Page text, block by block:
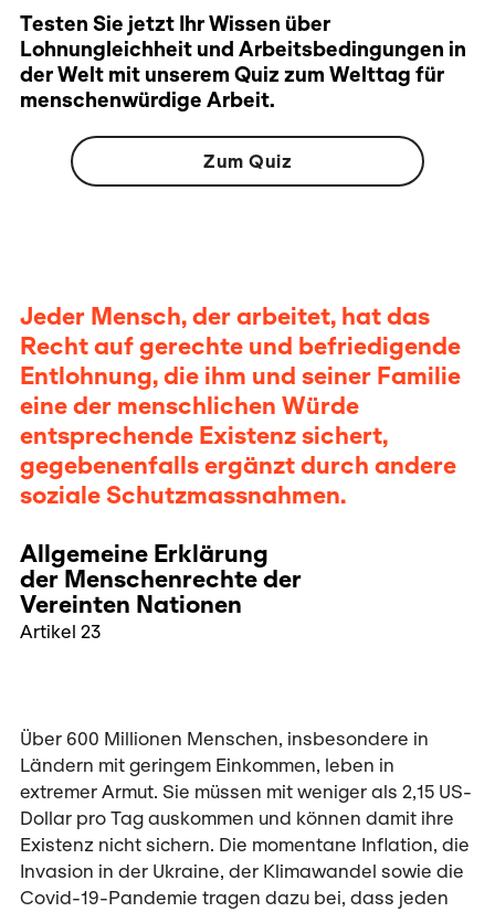
Testen Sie jetzt Ihr Wissen über
Lohnungleichheit und Arbeitsbedingungen in
der Welt mit unserem Quiz zum Welttag für
menschenwürdige Arbeit.
Zum Quiz
Über 600 Millionen Menschen, insbesondere in
Ländern mit geringem Einkommen, leben in
extremer Armut. Sie müssen mit weniger als 2,15 US-
Dollar pro Tag auskommen und können damit ihre
Existenz nicht sichern. Die momentane Inflation, die
Invasion in der Ukraine, der Klimawandel sowie die
Covid-19-Pandemie tragen dazu bei, dass jeden
Jeder Mensch, der arbeitet, hat das
Recht auf gerechte und befriedigende
Entlohnung, die ihm und seiner Familie
eine der menschlichen Würde
entsprechende Existenz sichert,
gegebenenfalls ergänzt durch andere
soziale Schutzmassnahmen.
Allgemeine Erklärung
der Menschenrechte der
Vereinten Nationen
Artikel 23